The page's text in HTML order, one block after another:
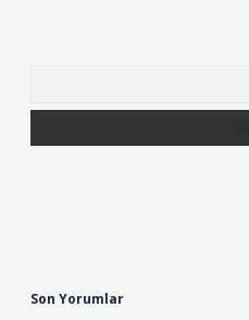
Son Yorumlar